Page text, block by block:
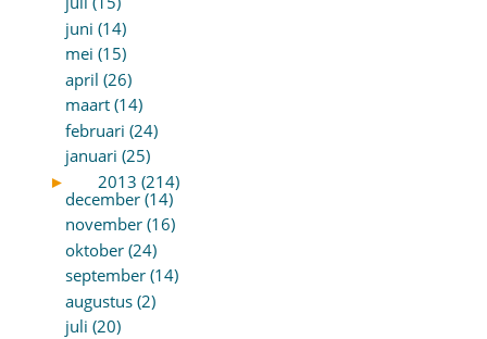
juni (14)
mei (15)
april (26)
maart (14)
februari (24)
januari (25)
►
2013 (214)
december (14)
november (16)
oktober (24)
september (14)
augustus (2)
juli (20)